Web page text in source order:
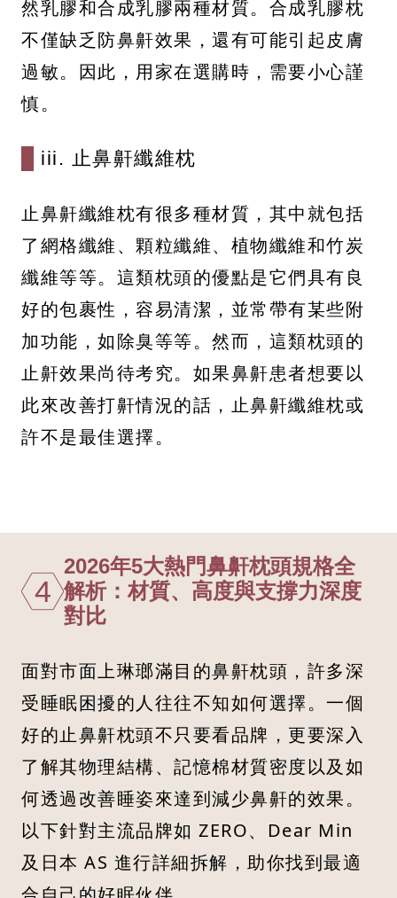
然乳膠和合成乳膠兩種材質。合成乳膠枕
不僅缺乏防鼻鼾效果，還有可能引起皮膚
過敏。因此，用家在選購時，需要小心謹
慎。
iii. 止鼻鼾纖維枕
止鼻鼾纖維枕有很多種材質，其中就包括
了網格纖維、顆粒纖維、植物纖維和竹炭
纖維等等。這類枕頭的優點是它們具有良
好的包裹性，容易清潔，並常帶有某些附
加功能，如除臭等等。然而，這類枕頭的
止鼾效果尚待考究。如果鼻鼾患者想要以
此來改善打鼾情況的話，止鼻鼾纖維枕或
許不是最佳選擇。
4
2026年5大熱門鼻鼾枕頭規格全
解析：材質、高度與支撐力深度
對比
面對市面上琳瑯滿目的鼻鼾枕頭，許多深
受睡眠困擾的人往往不知如何選擇。一個
好的止鼻鼾枕頭不只要看品牌，更要深入
了解其物理結構、記憶棉材質密度以及如
何透過改善睡姿來達到減少鼻鼾的效果。
以下針對主流品牌如 ZERO、Dear Min
及日本 AS 進行詳細拆解，助你找到最適